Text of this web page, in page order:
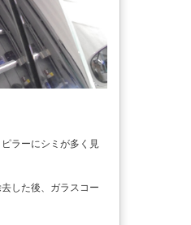
ラーにシミが多く見
した後、ガラスコー